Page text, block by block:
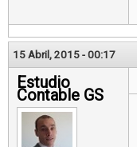
15 Abril, 2015 - 00:17
Estudio
Contable GS